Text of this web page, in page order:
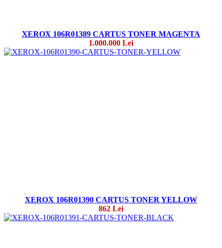
XEROX 106R01389 CARTUS TONER MAGENTA
1.000.000 Lei
XEROX 106R01390 CARTUS TONER YELLOW
862 Lei